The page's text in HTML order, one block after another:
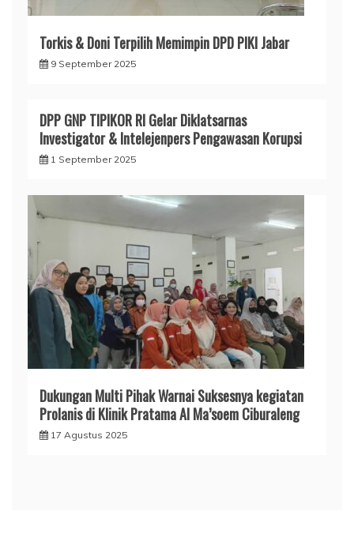
Torkis & Doni Terpilih Memimpin DPD PIKI Jabar
9 September 2025
DPP GNP TIPIKOR RI Gelar Diklatsarnas
Investigator & Intelejenpers Pengawasan Korupsi
1 September 2025
Dukungan Multi Pihak Warnai Suksesnya kegiatan
Prolanis di Klinik Pratama Al Ma’soem Ciburaleng
17 Agustus 2025